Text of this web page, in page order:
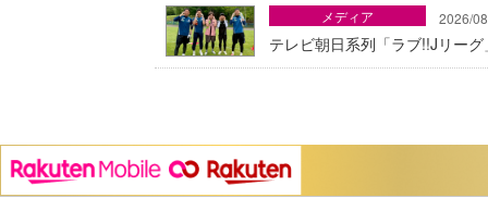
2026/
テレビ朝日系列「ラブ!!Jリー
メディア